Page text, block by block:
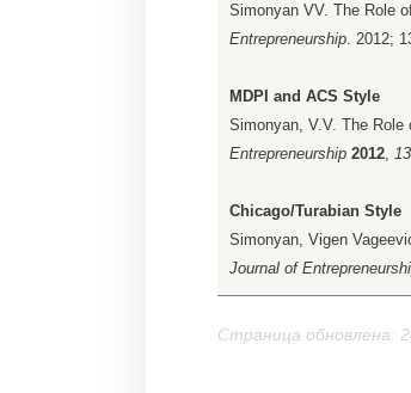
Simonyan VV. The Role
Entrepreneurship. 2012;
MDPI and ACS Style
Simonyan, V.V. The
Entrepreneurship 2012, 13
Chicago/Turabian Style
Simonyan, Vigen
Journal of
Страница обновлена: